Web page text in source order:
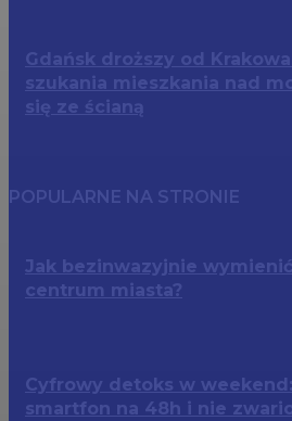
Gdańsk droższy od
szukania mieszkania nad
się ze ścianą
POPULARNE NA STRONIE
Jak bezinwazyjnie
centrum miasta?
Cyfrowy detoks w weekend:
smartfon na 48h i nie